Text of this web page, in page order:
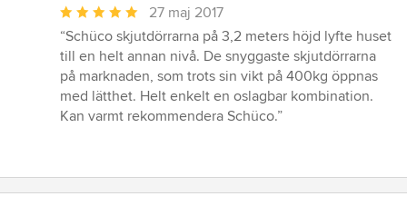
Genomsnittligt
omdöme:
5
av
5
stjärnor
27 maj 2017
“Schüco skjutdörrarna på 3,2 meters höjd lyfte huset
till en helt annan nivå. De snyggaste skjutdörrarna
på marknaden, som trots sin vikt på 400kg öppnas
med lätthet. Helt enkelt en oslagbar kombination.
Kan varmt rekommendera Schüco.”